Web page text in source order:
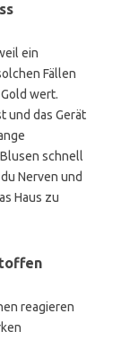
ein
Fällen
wert.
und das Gerät
schnell
Nerven und
Haus zu
reagieren